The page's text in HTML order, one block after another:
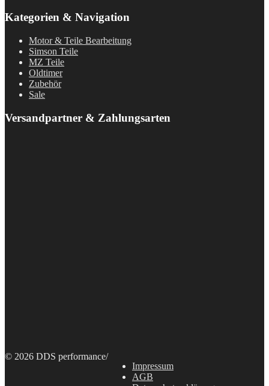
Kategorien & Navigation
Motor & Teile Bearbeitung
Simson Teile
MZ Teile
Oldtimer
Zubehör
Sale
Versandpartner & Zahlungsarten
© 2026 DDS performance/
Impressum
AGB